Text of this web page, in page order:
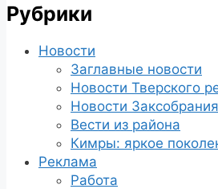
Рубрики
Новости
Заглавные новости
Новости Тверского
Новости Заксобрания
Вести из района
Кимры: яркое
Реклама
Работа